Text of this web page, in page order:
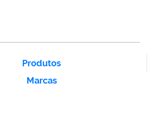
Produtos
Marcas